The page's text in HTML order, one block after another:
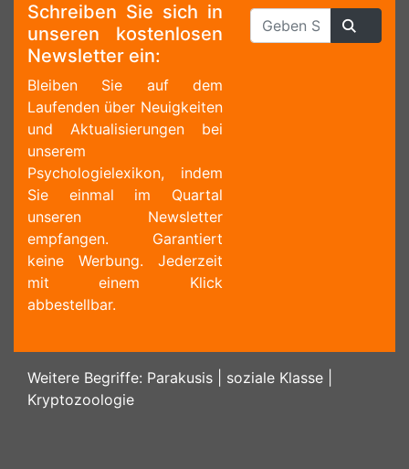
Schreiben Sie sich in
unseren kostenlosen
Newsletter ein:
Bleiben Sie auf dem
Laufenden über Neuigkeiten
und Aktualisierungen bei
unserem
Psychologielexikon, indem
Sie einmal im Quartal
unseren Newsletter
empfangen. Garantiert
keine Werbung. Jederzeit
mit einem Klick
abbestellbar.
Weitere Begriffe: Parakusis soziale Klasse
Kryptozoologie